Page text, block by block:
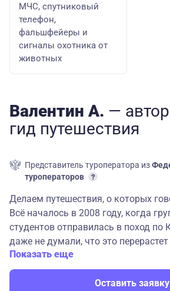
МЧС, спутниковый
телефон,
фальшфейеры и
сигналы охотника от
животных
Валентин А. — автор
гид путешествия
Представитель туроператора из
туроператоров
Делаем путешествия, о которых
Всё началось в 2008 году, когда
студентов отправилась в поход по
даже не думали, что это
Показать еще
Оставить заявку